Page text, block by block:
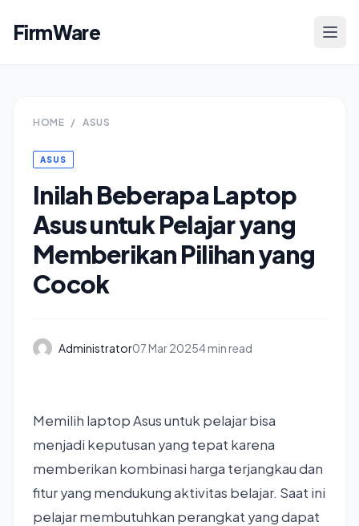
FirmWare
HOME / ASUS
ASUS
Inilah Beberapa Laptop
Asus untuk Pelajar yang
Memberikan Pilihan yang
Cocok
Administrator07 Mar 20254 min read
Memilih laptop Asus untuk pelajar bisa
menjadi keputusan yang tepat karena
memberikan kombinasi harga terjangkau dan
fitur yang mendukung aktivitas belajar. Saat ini
pelajar membutuhkan perangkat yang dapat